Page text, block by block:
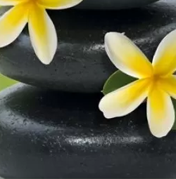
от първите
опит,
, комасация,лазерно
изграждането на